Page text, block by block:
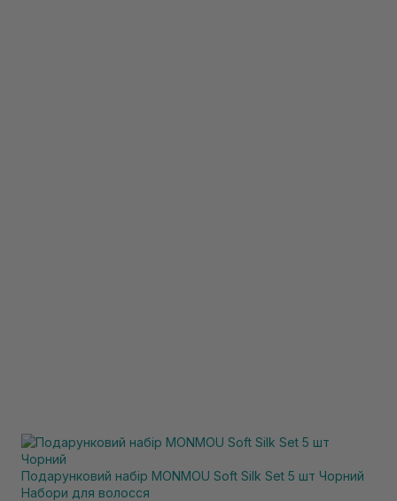
Подарунковий набір MONMOU Soft Silk Set 5 шт Чорний
Набори для волосся